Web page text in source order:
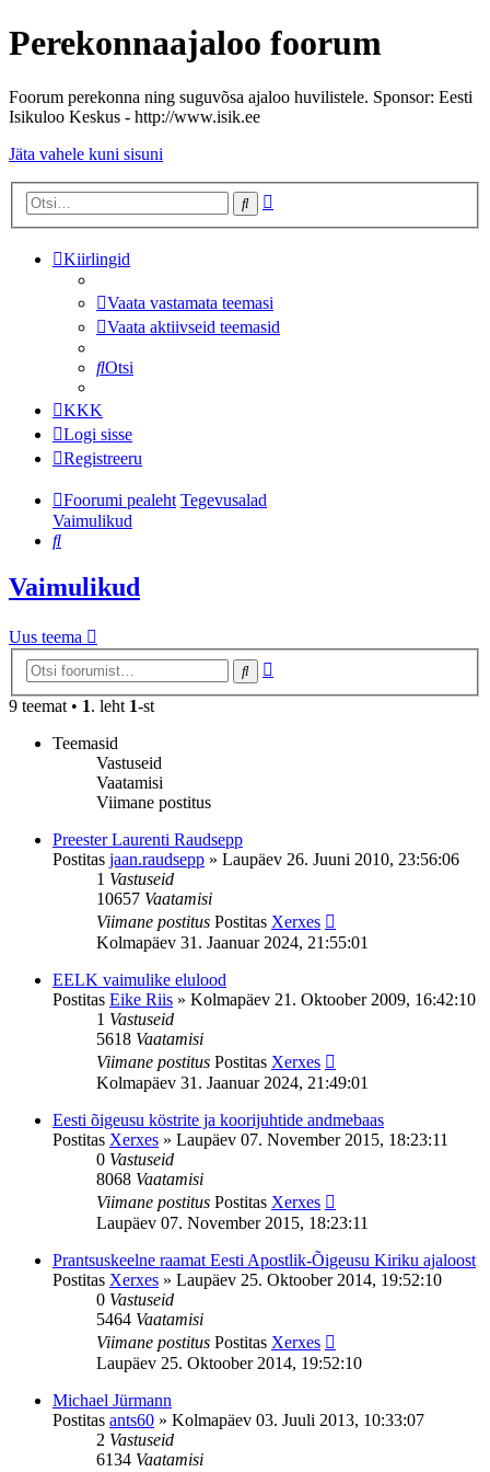
Perekonnaajaloo foorum
Foorum perekonna ning suguvõsa ajaloo huvilistele. Sponsor: Eesti
Isikuloo Keskus - http://www.isik.ee
Jäta vahele kuni sisuni
Otsi
Kiirlingid
Vaata vastamata teemasi
Vaata aktiivseid teemasid
Otsi
KKK
Logi sisse
Registreeru
Foorumi pealeht Tegevusalad
Vaimulikud
Otsi
Vaimulikud
Uus teema
Otsi
9 teemat • 1. leht 1-st
Teemasid
Vastuseid
Vaatamisi
Viimane postitus
Preester Laurenti Raudsepp
Postitas jaan.raudsepp » Laupäev 26. Juuni 2010, 23:56:06
1 Vastuseid
10657 Vaatamisi
Viimane postitus Postitas Xerxes
Kolmapäev 31. Jaanuar 2024, 21:55:01
EELK vaimulike elulood
Postitas Eike Riis » Kolmapäev 21. Oktoober 2009, 16:42:10
1 Vastuseid
5618 Vaatamisi
Viimane postitus Postitas Xerxes
Kolmapäev 31. Jaanuar 2024, 21:49:01
Eesti õigeusu köstrite ja koorijuhtide andmebaas
Postitas Xerxes » Laupäev 07. November 2015, 18:23:11
0 Vastuseid
8068 Vaatamisi
Viimane postitus Postitas Xerxes
Laupäev 07. November 2015, 18:23:11
Prantsuskeelne raamat Eesti Apostlik-Õigeusu Kiriku ajaloost
Postitas Xerxes » Laupäev 25. Oktoober 2014, 19:52:10
0 Vastuseid
5464 Vaatamisi
Viimane postitus Postitas Xerxes
Laupäev 25. Oktoober 2014, 19:52:10
Michael Jürmann
Postitas ants60 » Kolmapäev 03. Juuli 2013, 10:33:07
2 Vastuseid
6134 Vaatamisi